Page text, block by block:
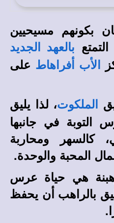
بكونهم مسيحيين
بالعهد الجديد
الأب أفراهاط على
الملكوت، لذا يليق
التوبة في جانبها
كالسهر ومحاربة
المحبة والوحدة.
هي حياة عرس
بالراهب أن يحفظ